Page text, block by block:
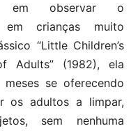
em observar o
em crianças muito
“Little Children’s
Adults” (1982), ela
se oferecendo
os adultos a limpar,
sem nenhuma